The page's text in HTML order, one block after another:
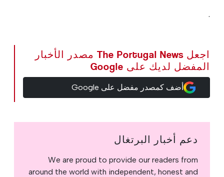
.
اجعل The Portugal News مصدر الأخبار
المفضل لديك على Google
أضف كمصدر مفضل على Google
دعم أخبار البرتغال
We are proud to provide our readers from
around the world with independent, honest and